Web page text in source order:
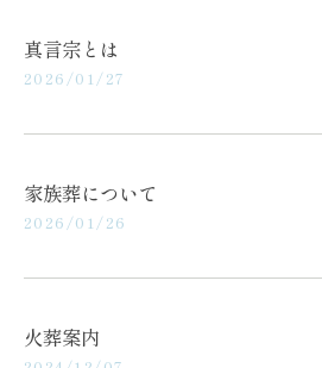
真言宗とは
2026/01/27
家族葬について
2026/01/26
火葬案内